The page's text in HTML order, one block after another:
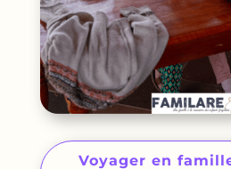
Voyager en